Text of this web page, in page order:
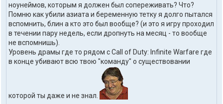
ноунеймов, которым я должен был сопереживать? Что?
Помню как убили азиата и беременную тетку я долго пытался
вспомнить, блин а кто это был вообще? (и это я игру проходил
в течении пару недель, если дропнуть на месяц - то вообще
не вспомнишь).
Уровень драмы где то рядом с Call of Duty: Infinite Warfare где
в конце убивают всю твою "команду" о существовании
которой ты даже и не знал.